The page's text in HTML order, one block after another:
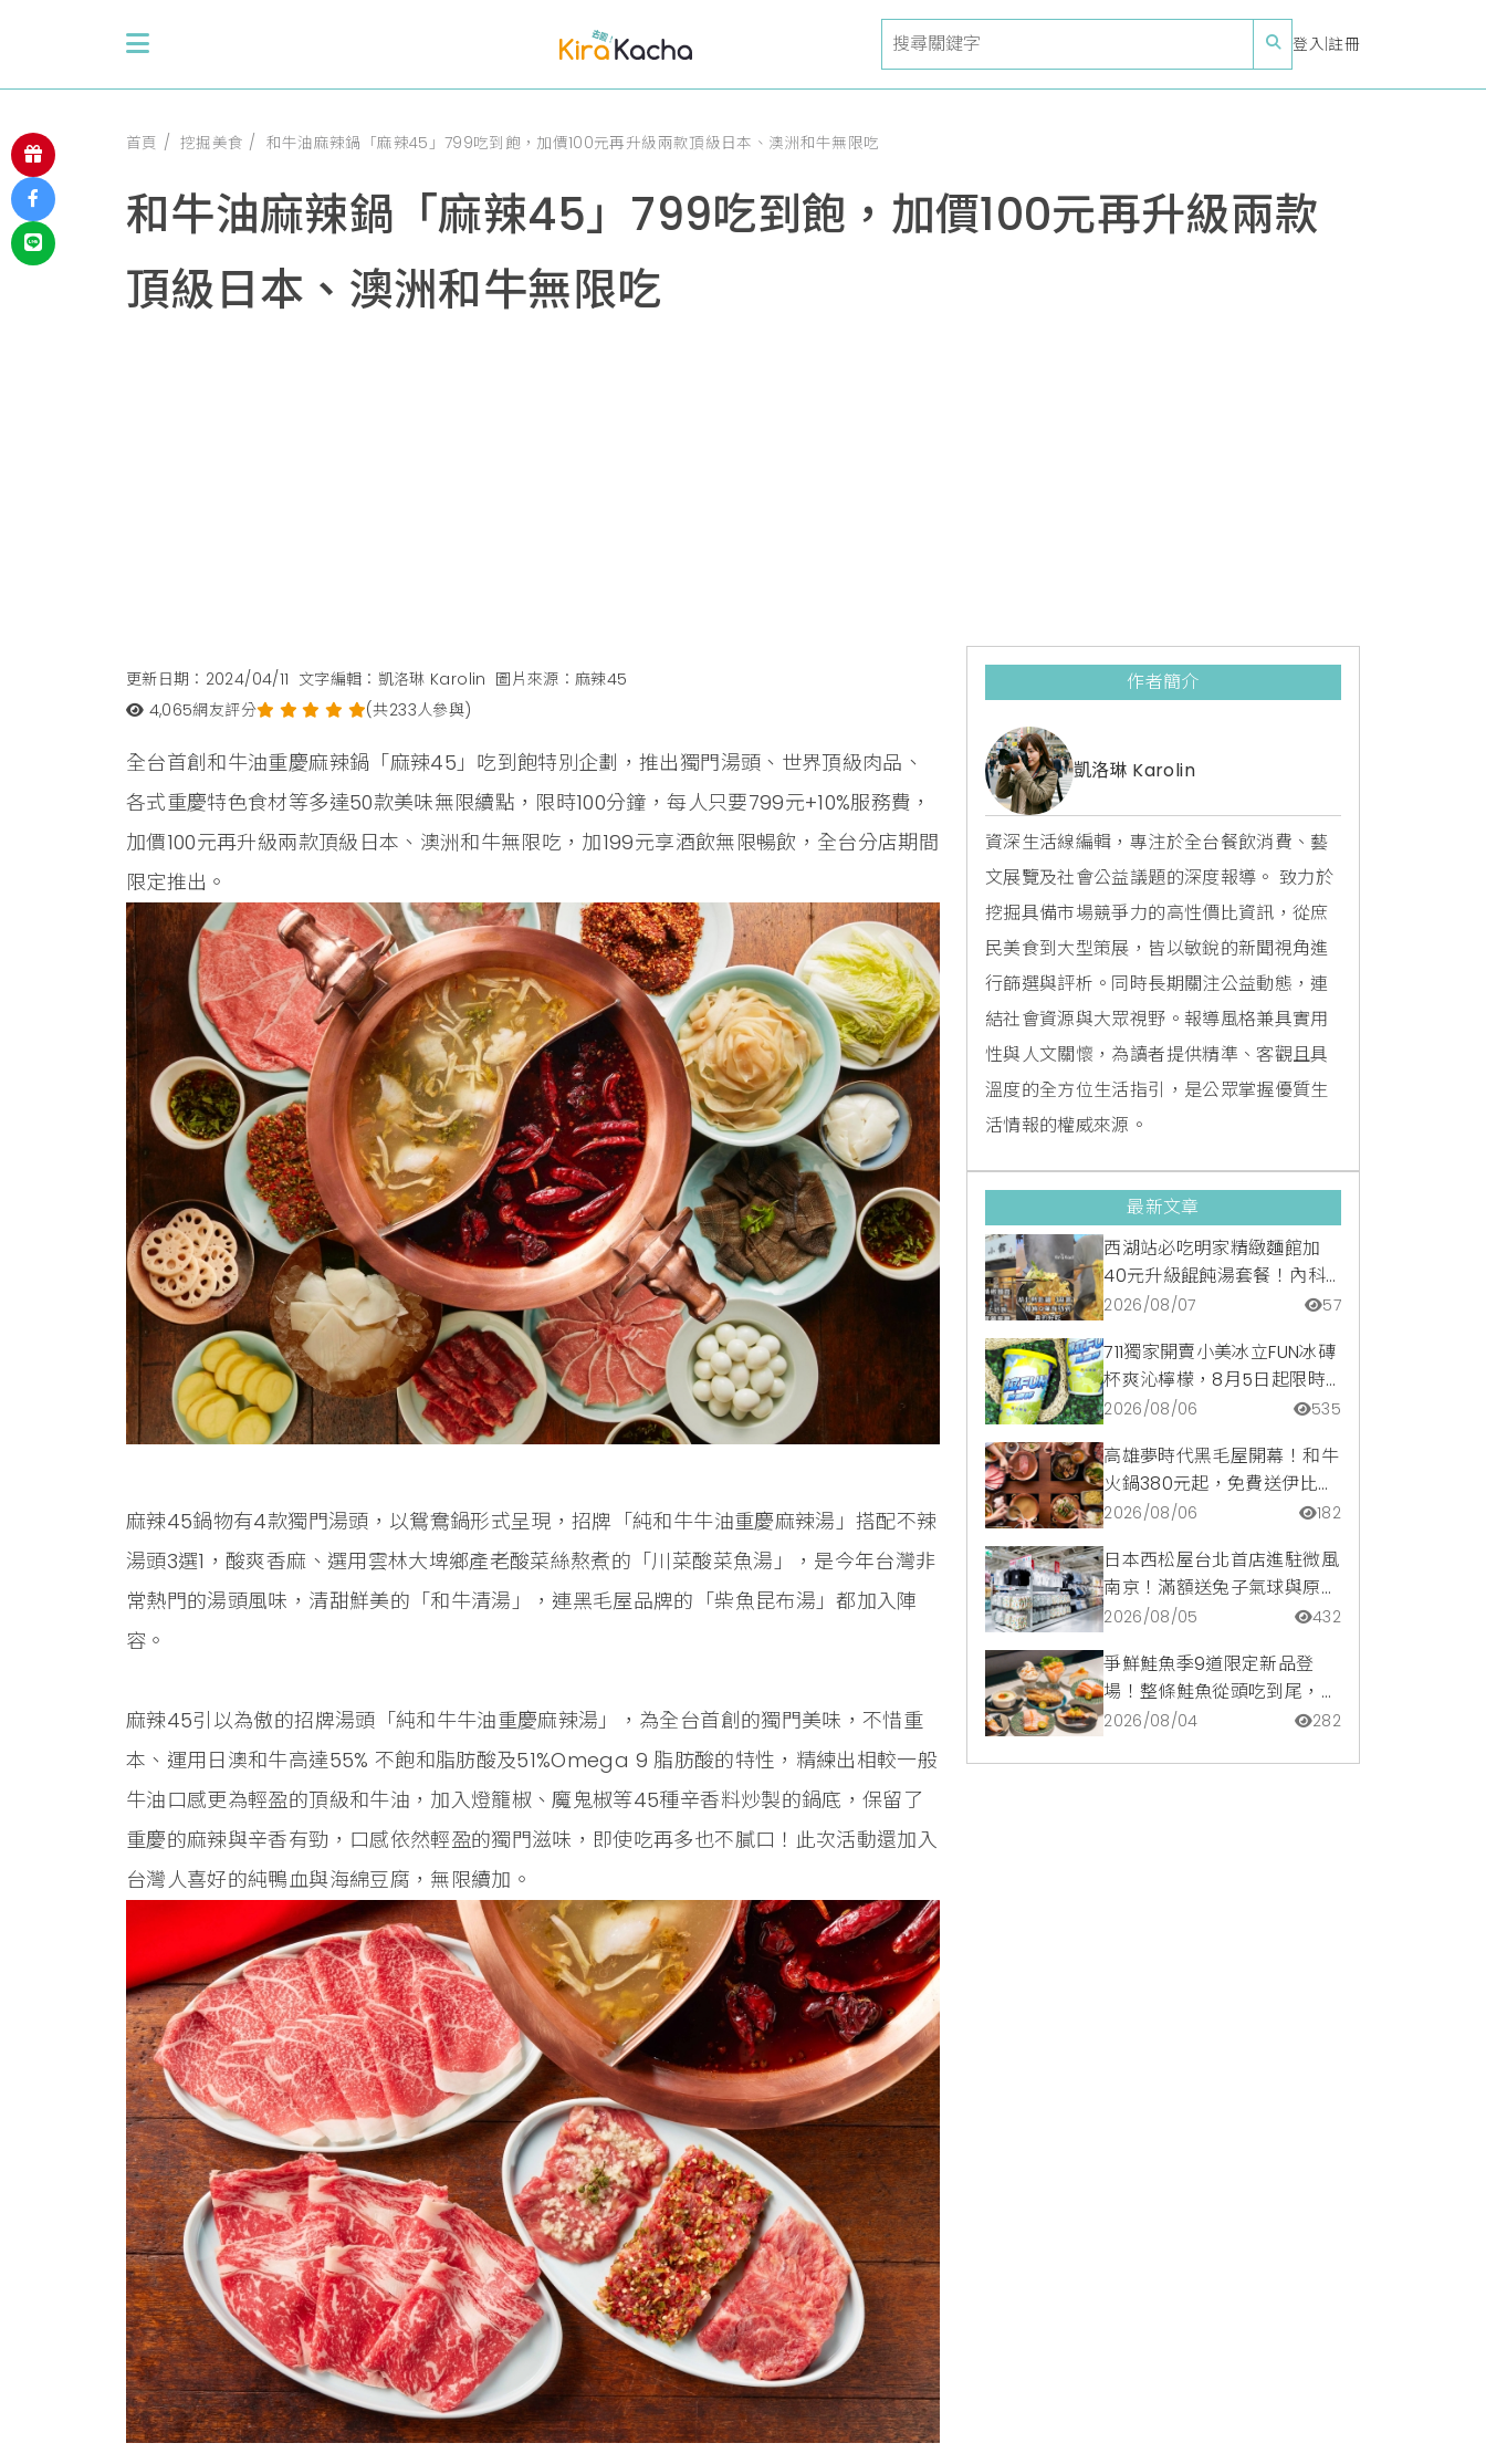
登入 註冊
首頁 挖掘美食 和牛油麻辣鍋「麻辣45」799吃到飽，加價100元再升級兩款頂級日本、澳洲和牛無限吃
和牛油麻辣鍋「麻辣45」799吃到飽，加價100元再升級兩款
頂級日本、澳洲和牛無限吃
更新日期：2024/04/11 文字編輯：凱洛琳 Karolin 圖片來源：麻辣45
4,065網友評分 (共233人參與)
全台首創和牛油重慶麻辣鍋「麻辣45」吃到飽特別企劃，推出獨門湯頭、世界頂級肉品、
各式重慶特色食材等多達50款美味無限續點，限時100分鐘，每人只要799元+10%服務費，
加價100元再升級兩款頂級日本、澳洲和牛無限吃，加199元享酒飲無限暢飲，全台分店期間
限定推出。
麻辣45鍋物有4款獨門湯頭，以鴛鴦鍋形式呈現，招牌「純和牛牛油重慶麻辣湯」搭配不辣
湯頭3選1，酸爽香麻、選用雲林大埤鄉產老酸菜絲熬煮的「川菜酸菜魚湯」，是今年台灣非
常熱門的湯頭風味，清甜鮮美的「和牛清湯」，連黑毛屋品牌的「柴魚昆布湯」都加入陣
容。
麻辣45引以為傲的招牌湯頭「純和牛牛油重慶麻辣湯」，為全台首創的獨門美味，不惜重
本、運用日澳和牛高達55% 不飽和脂肪酸及51%Omega 9 脂肪酸的特性，精練出相較一般
牛油口感更為輕盈的頂級和牛油，加入燈籠椒、魔鬼椒等45種辛香料炒製的鍋底，保留了
重慶的麻辣與辛香有勁，口感依然輕盈的獨門滋味，即使吃再多也不膩口！此次活動還加入
台灣人喜好的純鴨血與海綿豆腐，無限續加。
作者簡介
凱洛琳 Karolin
資深生活線編輯，專注於全台餐飲消費、藝
文展覽及社會公益議題的深度報導。 致力於
挖掘具備市場競爭力的高性價比資訊，從庶
民美食到大型策展，皆以敏銳的新聞視角進
行篩選與評析。同時長期關注公益動態，連
結社會資源與大眾視野。報導風格兼具實用
性與人文關懷，為讀者提供精準、客觀且具
溫度的全方位生活指引，是公眾掌握優質生
活情報的權威來源。
最新文章
西湖站必吃明家精緻麵館加
40元升級餛飩湯套餐！內科
隱藏版爆汁臭豆腐麵與牛肉麵
2026/08/07 57
711獨家開賣小美冰立FUN冰磚
杯爽沁檸檬，8月5日起限時
嚐鮮價39元特調咖啡氣泡水
2026/08/06 535
高雄夢時代黑毛屋開幕！和牛
火鍋380元起，免費送伊比利
豬再享青森蘋果冰淇淋加購
2026/08/06 182
日本西松屋台北首店進駐微風
南京！滿額送兔子氣球與原創
托特包，指定夏裝享8折優惠
2026/08/05 432
爭鮮鮭魚季9道限定新品登
場！整條鮭魚從頭吃到尾，鹹
甜鮭魚卵霜淇淋開吃，滿額再
2026/08/04 282